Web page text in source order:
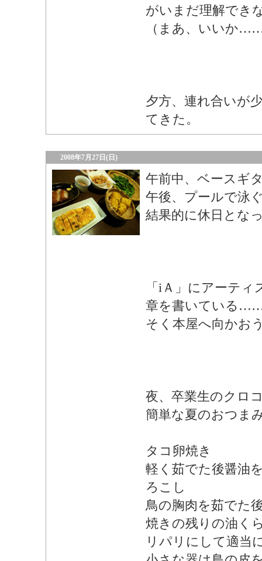
がいまだ理解でき
（まあ、いいか
夕方、連れ合いが
てきた。
2008年7月27日(日)
午前中、ベースギ
午後、プールで泳
結果的に休日とな
「iＡ」にアーティ
章を書いている
そく本屋へ向か
夜、卒業生のクロ
簡単な夏のおつま
タコ卵焼き
軽く茹でた後醤油
ろこし
鳥の胸肉を茹でた
焼きの残りの油く
リパリにして適当